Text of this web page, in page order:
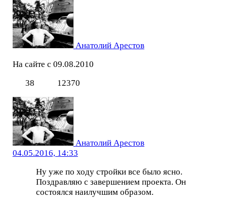
Анатолий Арестов
На сайте с 09.08.2010
38
12370
Анатолий Арестов
04.05.2016, 14:33
Ну уже по ходу стройки все было ясно.
Поздравляю с завершением проекта. Он
состоялся наилучшим образом.